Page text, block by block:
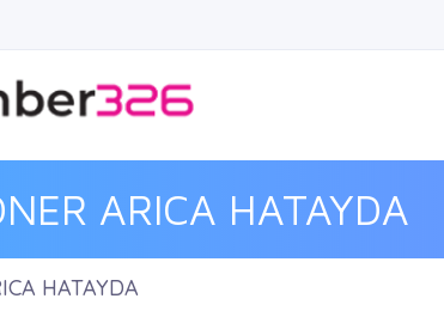
ARICA HATAYDA
HATAYDA